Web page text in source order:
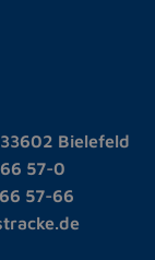
Bielefeld
57-0
57-66